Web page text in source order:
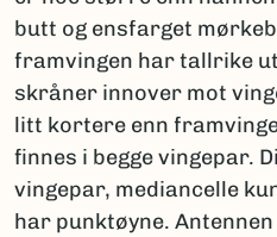
butt og ensfarget
framvingen har tallrike
skråner innover mot
litt kortere enn
finnes i begge vingepar.
vingepar, mediancelle
har punktøyne.